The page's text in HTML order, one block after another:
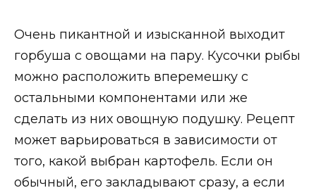
Очень пикантной и изысканной выходит
горбуша с овощами на пару. Кусочки рыбы
можно расположить вперемешку с
остальными компонентами или же
сделать из них овощную подушку. Рецепт
может варьироваться в зависимости от
того, какой выбран картофель. Если он
обычный, его закладывают сразу, а если